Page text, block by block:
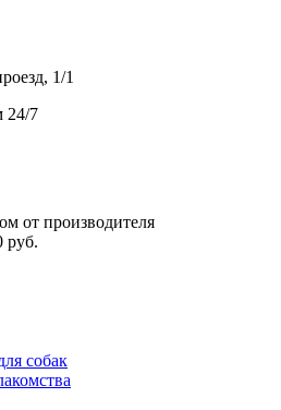
1/1
24/7
от производителя
руб.
собак